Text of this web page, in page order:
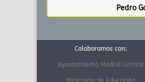
Pedro
Colaboramos con:
Ayuntamiento Madrid Central
Ministerio de Educación